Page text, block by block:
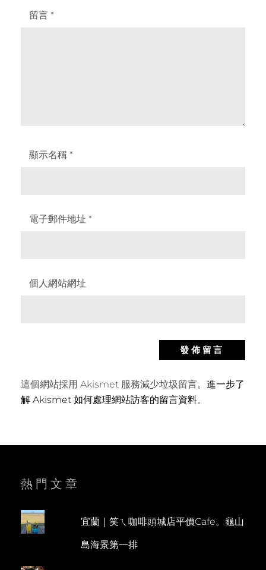
留言 *
顯示名稱 *
電子郵件地址 *
個人網站網址
這個網站採用 Akismet 服務減少垃圾留言。 進一步了
解 Akismet 如何處理網站訪客的留言資料。
熱門文章
宜蘭｜笑ㄟ咖啡頭城店平價Cafe。龜山
島海景第一排